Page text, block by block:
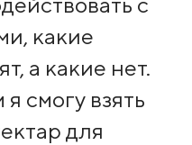
какие
а какие нет.
смогу взять
для